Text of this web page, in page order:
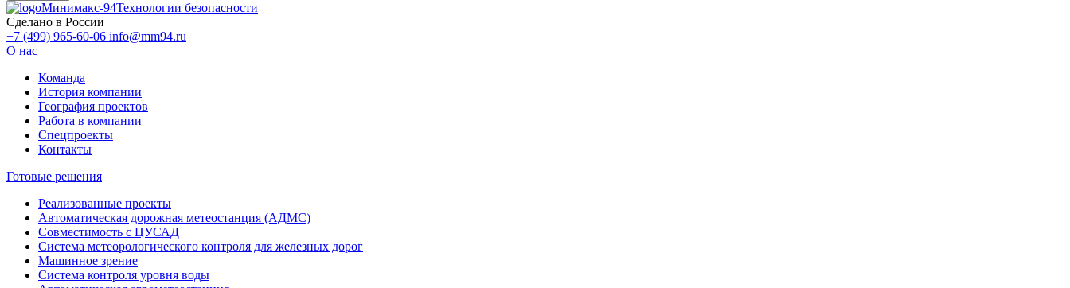
Минимакс-94Технологии безопасности
Сделано в России
+7 (499) 965-60-06 info@mm94.ru
О нас
Команда
История компании
География проектов
Работа в компании
Спецпроекты
Контакты
Готовые решения
Реализованные проекты
Автоматическая дорожная метеостанция (АДМС)
Совместимость с ЦУСАД
Система метеорологического контроля для железных дорог
Машинное зрение
Система контроля уровня воды